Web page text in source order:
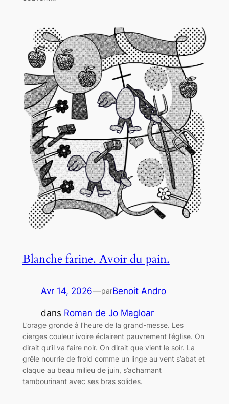
Blanche farine. Avoir du pain.
Avr 14, 2026—parBenoit Andro
dans Roman de Jo Magloar
L’orage gronde à l’heure de la grand-messe. Les
cierges couleur ivoire éclairent pauvrement l’église. On
dirait qu’il va faire noir. On dirait que vient le soir. La
grêle nourrie de froid comme un linge au vent s’abat et
claque au beau milieu de juin, s’acharnant
tambourinant avec ses bras solides.